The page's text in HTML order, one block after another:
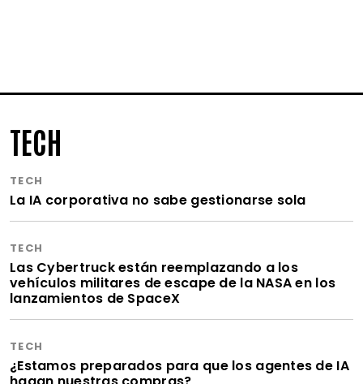
TECH
TECH
La IA corporativa no sabe gestionarse sola
TECH
Las Cybertruck están reemplazando a los
vehículos militares de escape de la NASA en los
lanzamientos de SpaceX
TECH
¿Estamos preparados para que los agentes de IA